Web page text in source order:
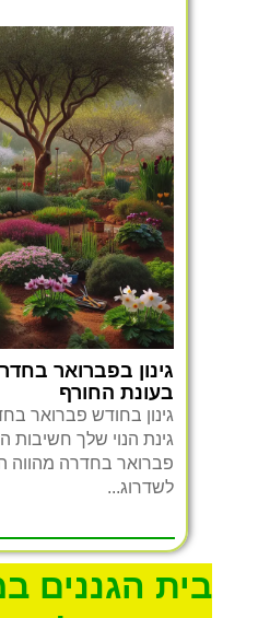
בית הגננים
גינון בפברואר
בעונת החורף
גינון בחודש פברואר
גינת הנוי שלך חשיבות
פברואר בחדרה מהווה
לשדרוג...